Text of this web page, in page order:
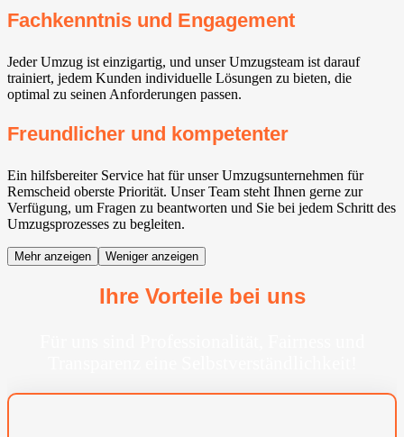
Fachkenntnis und Engagement
Jeder Umzug ist einzigartig, und unser Umzugsteam ist darauf
trainiert, jedem Kunden individuelle Lösungen zu bieten, die
optimal zu seinen Anforderungen passen.
Freundlicher und kompetenter
Ein hilfsbereiter Service hat für unser Umzugsunternehmen für
Remscheid oberste Priorität. Unser Team steht Ihnen gerne zur
Verfügung, um Fragen zu beantworten und Sie bei jedem Schritt des
Umzugsprozesses zu begleiten.
Mehr anzeigen Weniger anzeigen
Ihre Vorteile bei uns